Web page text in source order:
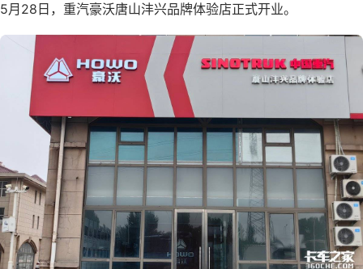
5月28日，重汽豪沃唐山沣兴品牌体验店正式开业。